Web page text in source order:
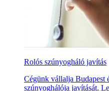
Rolós szúnyogháló javítás
Cégünk vállalja Budapest
szúnyoghálója javítását.